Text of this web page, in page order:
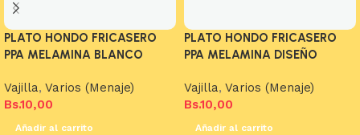
PLATO HONDO FRICASERO
PPA MELAMINA BLANCO
Vajilla, Varios (Menaje)
Bs.10,00
Añadir al carrito
PLATO HONDO FRICASERO
PPA MELAMINA DISEÑO
Vajilla, Varios (Menaje)
Bs.10,00
Añadir al carrito